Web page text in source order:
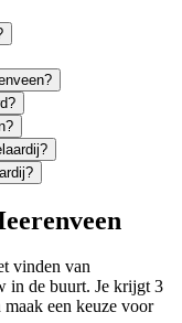
vinden van
in de buurt. Je krijgt 3
een keuze voor